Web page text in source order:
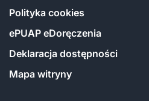
Polityka cookies
ePUAP eDoręczenia
Deklaracja dostępności
Mapa witryny